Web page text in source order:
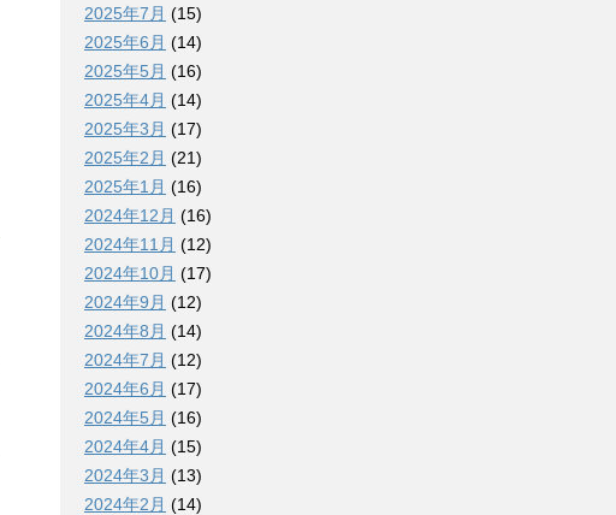
2025年7月 (15)
2025年6月 (14)
2025年5月 (16)
2025年4月 (14)
2025年3月 (17)
2025年2月 (21)
2025年1月 (16)
2024年12月 (16)
2024年11月 (12)
2024年10月 (17)
2024年9月 (12)
2024年8月 (14)
2024年7月 (12)
2024年6月 (17)
2024年5月 (16)
2024年4月 (15)
2024年3月 (13)
2024年2月 (14)